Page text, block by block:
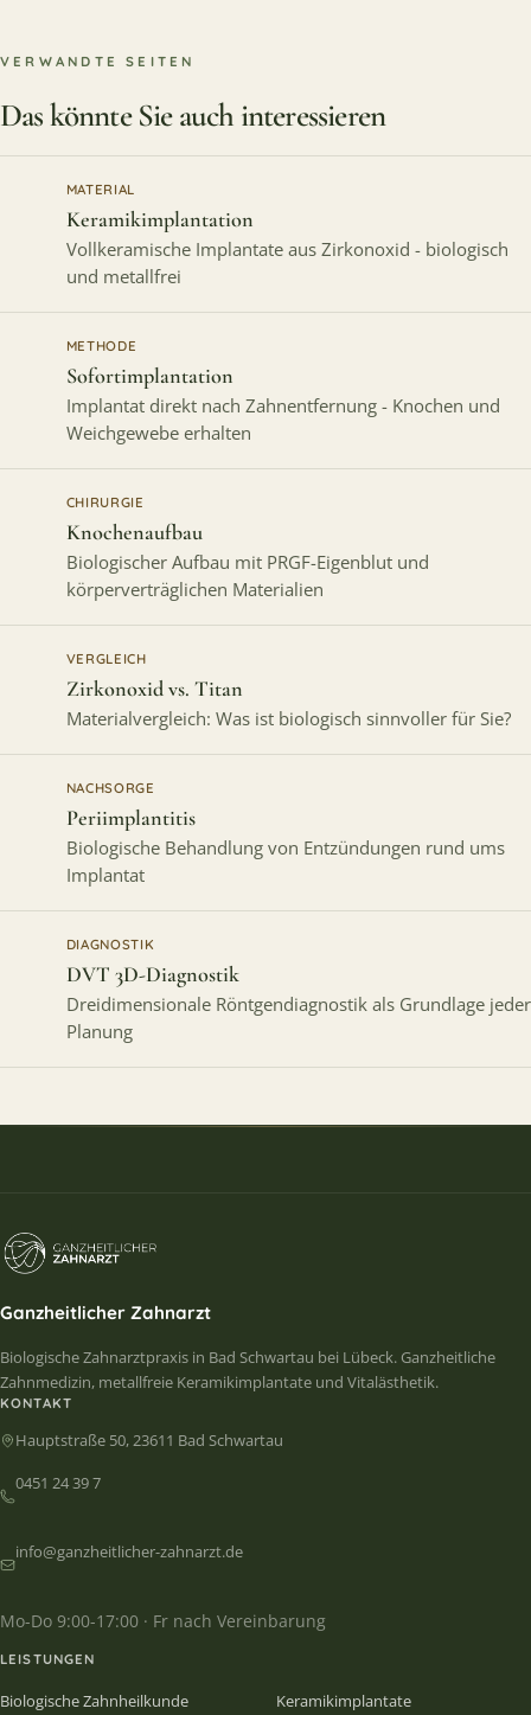
VERWANDTE SEITEN
Das könnte Sie auch interessieren
MATERIAL
Keramikimplantation
Vollkeramische Implantate aus Zirkonoxid - biologisch
und metallfrei
METHODE
Sofortimplantation
Implantat direkt nach Zahnentfernung - Knochen und
Weichgewebe erhalten
CHIRURGIE
Knochenaufbau
Biologischer Aufbau mit PRGF-Eigenblut und
körperverträglichen Materialien
VERGLEICH
Zirkonoxid vs. Titan
Materialvergleich: Was ist biologisch sinnvoller für Sie?
NACHSORGE
Periimplantitis
Biologische Behandlung von Entzündungen rund ums
Implantat
DIAGNOSTIK
DVT 3D-Diagnostik
Dreidimensionale Röntgendiagnostik als Grundlage jeder
Planung
Ganzheitlicher Zahnarzt
Biologische Zahnarztpraxis in Bad Schwartau bei Lübeck. Ganzheitliche
Zahnmedizin, metallfreie Keramikimplantate und Vitalästhetik.
LEISTUNGEN
Biologische Zahnheilkunde Keramikimplantate
KONTAKT
Hauptstraße 50, 23611 Bad Schwartau
0451 24 39 7
info@ganzheitlicher-zahnarzt.de
Mo-Do 9:00-17:00 · Fr nach Vereinbarung